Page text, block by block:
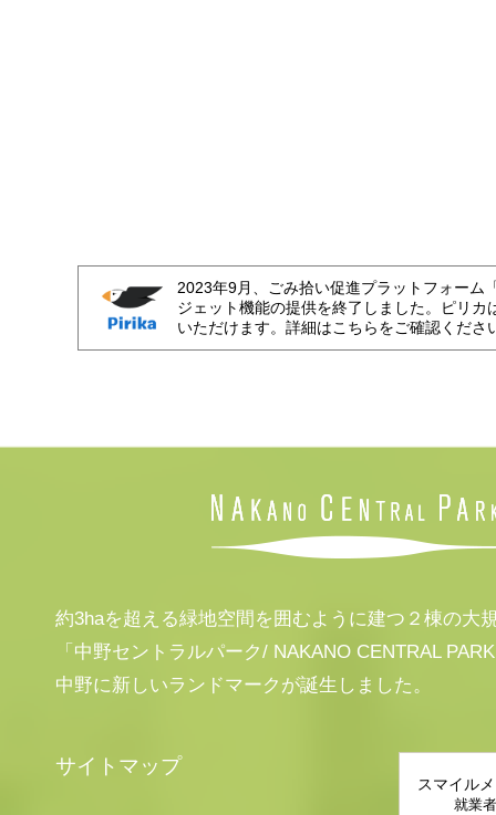
2023年9月、ごみ拾い促進プラットフォーム
ジェット機能の提供を終了しました。ピリカ
いただけます。詳細はこちらをご確認くださ
約3haを超える緑地空間を囲むように建つ２棟の大
「中野セントラルパーク/ NAKANO CENTRAL
中野に新しいランドマークが誕生しました。
サイトマップ
スマイル
就業